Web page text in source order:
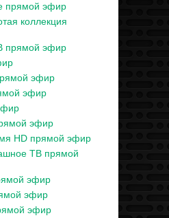
прямой эфир
коллекция
прямой эфир
эфир
эфир
эфир
HD прямой эфир
ТВ прямой
эфир
эфир
эфир